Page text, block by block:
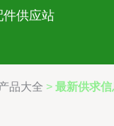
件供应站
品大全 > 最新供求